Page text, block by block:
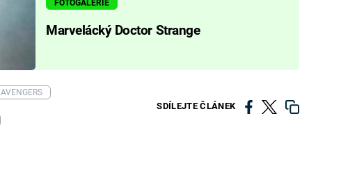
FOTOGALERIE
Marvelácký Doctor Strange
SDÍLEJTE ČLÁNEK
AVENGERS